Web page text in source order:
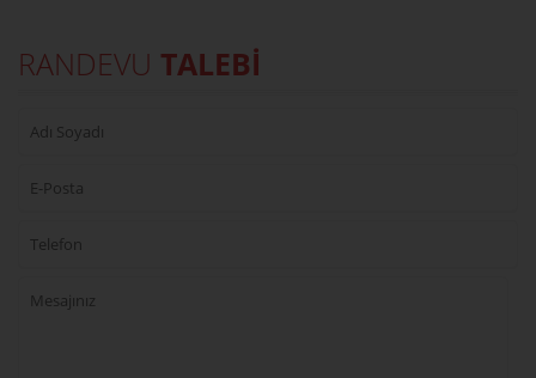
RANDEVU TALEBİ